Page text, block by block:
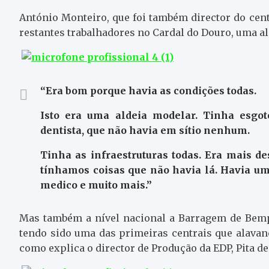
António Monteiro, que foi também director do
restantes trabalhadores no Cardal do Douro, uma
“Era bom porque havia as condições todas.
Isto era uma aldeia modelar. Tinha
dentista, que não havia em sítio nenhum.
Tinha as infraestruturas todas. Era mais
tínhamos coisas que não havia lá. Havia
medico e muito mais.”
Mas também a nível nacional a Barragem de
tendo sido uma das primeiras centrais que
como explica o director de Produção da EDP, Pita